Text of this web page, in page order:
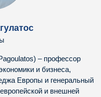
– профессор
и бизнеса,
Европы и генеральный
и внешней